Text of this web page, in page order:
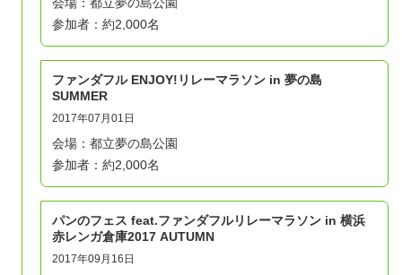
参加者：約2,000名
ファンダフル ENJOY!リレーマラソン in 夢の島
SUMMER
2017年07月01日
会場：都立夢の島公園
参加者：約2,000名
パンのフェス feat.ファンダフルリレーマラソン in 横浜
赤レンガ倉庫2017 AUTUMN
2017年09月16日